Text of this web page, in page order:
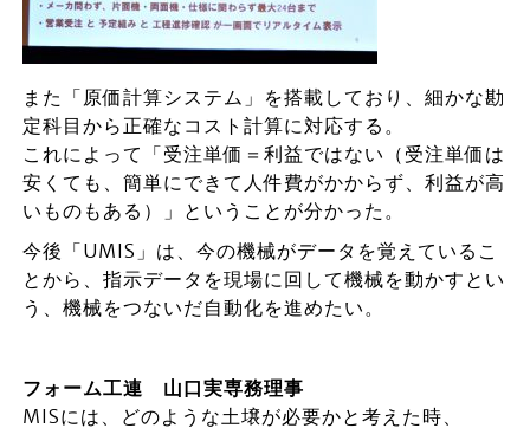
また「原価計算システム」を搭載しており、細かな勘
定科目から正確なコスト計算に対応する。
これによって「受注単価＝利益ではない（受注単価は
安くても、簡単にできて人件費がかからず、利益が高
いものもある）」ということが分かった。
今後「UMIS」は、今の機械がデータを覚えているこ
とから、指示データを現場に回して機械を動かすとい
う、機械をつないだ自動化を進めたい。
フォーム工連 山口実専務理事
MISには、どのような土壌が必要かと考えた時、